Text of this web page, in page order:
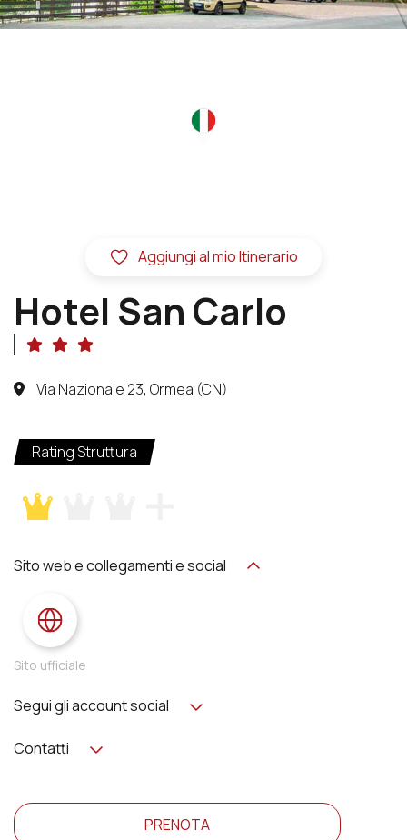
Hotel San Carlo
Aggiungi al mio Itinerario
Via Nazionale 23, Ormea (CN)
Rating Struttura
Sito web e collegamenti e social
Sito ufficiale
Segui gli account social
Contatti
PRENOTA